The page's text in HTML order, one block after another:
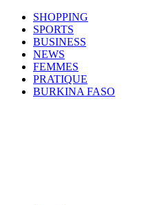
SHOPPING
SPORTS
BUSINESS
NEWS
FEMMES
PRATIQUE
BURKINA FASO